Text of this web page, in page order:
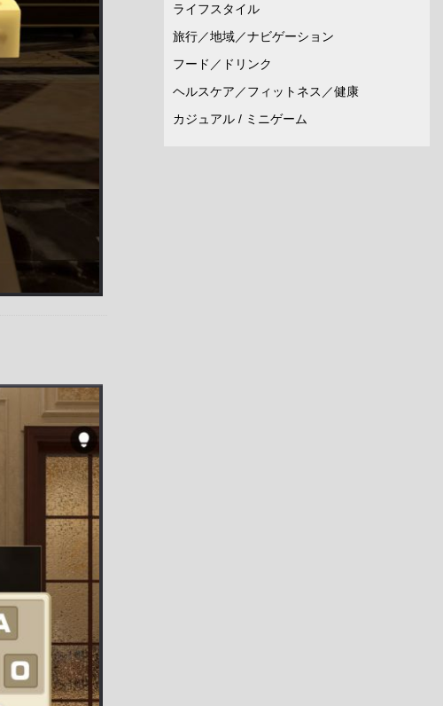
ライフスタイル
旅行／地域／ナビゲーション
フード／ドリンク
ヘルスケア／フィットネス／健康
カジュアル / ミニゲーム